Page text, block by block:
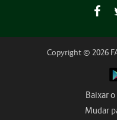
Copyright © 2026
Baixar
Mudar